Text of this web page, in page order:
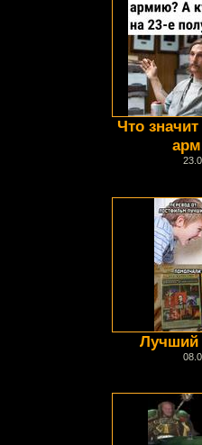
Что
Лучший